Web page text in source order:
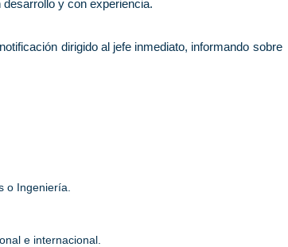
y con experiencia.
dirigido al jefe inmediato, informando sobre
o Ingeniería.
e internacional.